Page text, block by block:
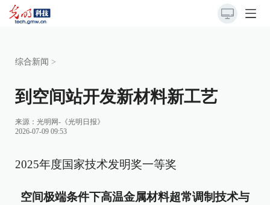
综合新闻 >
到空间站开发新材料新工艺
来源： 光明网-《光明日报》
2026-07-09 09:53
2025年度国家技术发明奖一等奖
空间极端条件下高温金属材料超常调制技术与